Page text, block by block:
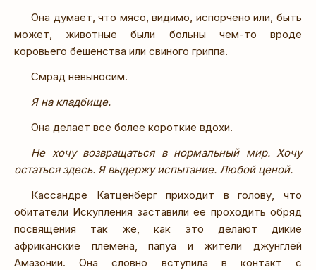
Она думает, что мясо, видимо, испорчено или, быть
может, животные были больны чем-то вроде
коровьего бешенства или свиного гриппа.
Смрад невыносим.
Я на кладбище.
Она делает все более короткие вдохи.
Не хочу возвращаться в нормальный мир. Хочу
остаться здесь. Я выдержу испытание. Любой ценой.
Кассандре Катценберг приходит в голову, что
обитатели Искупления заставили ее проходить обряд
посвящения так же, как это делают дикие
африканские племена, папуа и жители джунглей
Амазонии. Она словно вступила в контакт с